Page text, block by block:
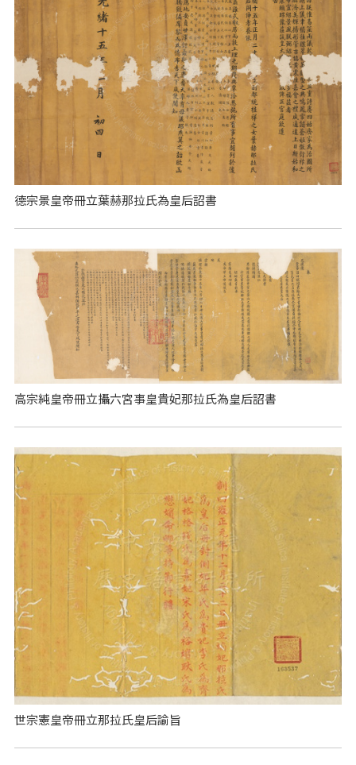
德宗景皇帝冊立葉赫那拉氏為皇后詔書
高宗純皇帝冊立攝六宮事皇貴妃那拉氏為皇后詔書
世宗憲皇帝冊立那拉氏皇后諭旨